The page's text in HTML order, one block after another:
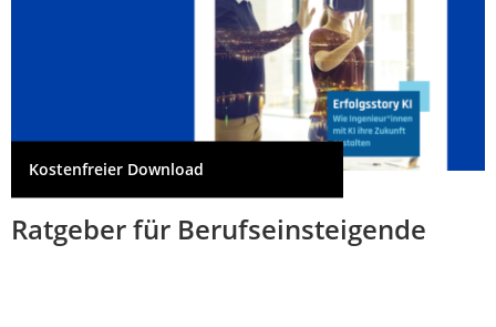
Kostenfreier Download
Ratgeber für Berufseinsteigende